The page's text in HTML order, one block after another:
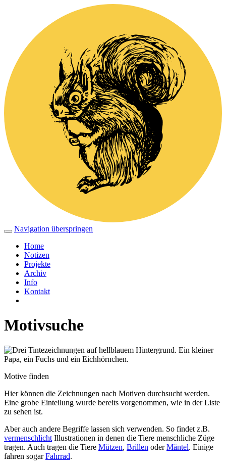
Navigation überspringen
Home
Notizen
Projekte
Archiv
Info
Kontakt
Motivsuche
Motive finden
Hier können die Zeichnungen nach Motiven durchsucht werden.
Eine grobe Einteilung wurde bereits vorgenommen, wie in der Liste
zu sehen ist.
Aber auch andere Begriffe lassen sich verwenden. So findet z.B.
vermenschlicht Illustrationen in denen die Tiere menschliche Züge
tragen. Auch tragen die Tiere Mützen, Brillen oderMäntel. Einige
fahren sogarFahrrad.